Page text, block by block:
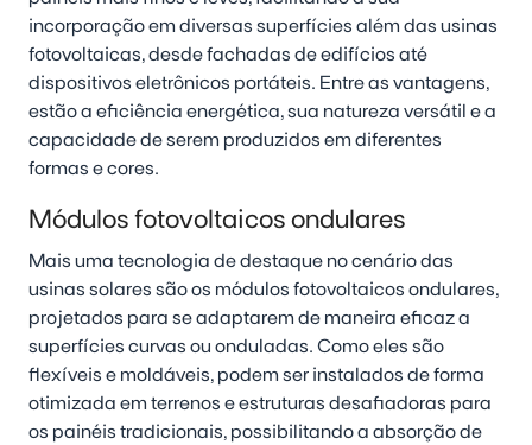
incorporação em diversas superfícies além das usinas
fotovoltaicas, desde fachadas de edifícios até
dispositivos eletrônicos portáteis. Entre as vantagens,
estão a eficiência energética, sua natureza versátil e a
capacidade de serem produzidos em diferentes
formas e cores.
Módulos fotovoltaicos ondulares
Mais uma tecnologia de destaque no cenário das
usinas solares são os módulos fotovoltaicos ondulares,
projetados para se adaptarem de maneira eficaz a
superfícies curvas ou onduladas. Como eles são
flexíveis e moldáveis, podem ser instalados de forma
otimizada em terrenos e estruturas desafiadoras para
os painéis tradicionais, possibilitando a absorção de